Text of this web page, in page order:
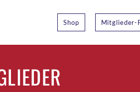
Shop Mitglieder-